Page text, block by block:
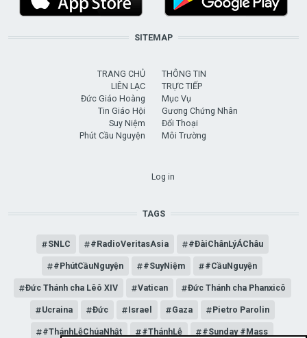
SITEMAP
TRANG CHỦ
LIÊN LẠC
Đức Giáo Hoàng
Tin Giáo Hội
Suy Niệm
Phút Cầu Nguyện
THÔNG TIN
TRỰC TIẾP
Mục Vụ
Gương Chứng Nhân
Đối Thoại
Môi Trường
Log in
TAGS
SNLC #RadioVeritasAsia #ĐàiChânLýÁChâu
#PhútCầuNguyện #SuyNiệm #CầuNguyện
Đức Thánh cha Lêô XIV Vatican Đức Thánh cha Phanxicô
Ucraina Đức Israel Gaza Pietro Parolin
#ThánhLễChúaNhật #ThánhLễ #Sunday #Mass